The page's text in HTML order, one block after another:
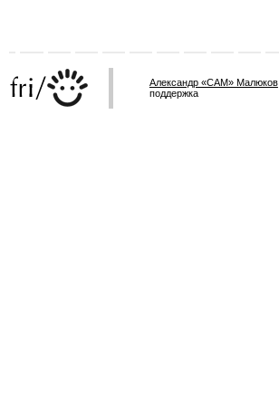
Александр «САМ» Малюков
поддержка